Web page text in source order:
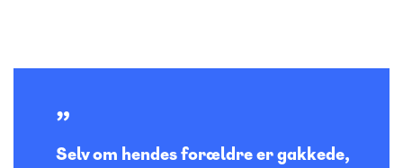
Selv om hendes forældre er gakkede,